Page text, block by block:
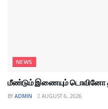
NEWS
மீண்டும் இணையும் டொவினோ
BY ADMIN AUGUST 6, 2026